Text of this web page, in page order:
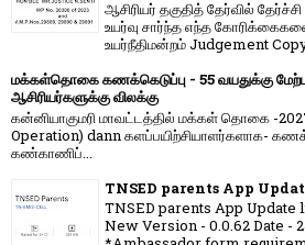
ஆசிரியர் தகுதித் தேர்வில்
உயர்வு சார்ந்த எந்த
உயர்நீதிமன்றம் Judgement
மக்கள்தொகை கணக்கெடுப்பு - 55 வயதுக்கு
ஆசிரியர்களுக்கு விலக்கு
கன்னியாகுமரி மாவட்டத்தில் மக்கள் தொகை -
Operation) dann களப்பயிற்சியாளர்களாக-
கண்காணிப்...
TNSED parents App
TNSED parents App Update
New Version - 0.0.62 Date -